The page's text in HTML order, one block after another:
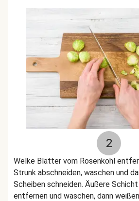
2
Welke Blätter vom Rosenkohl
Strunk abschneiden, waschen und
Scheiben schneiden. Äußere
entfernen und waschen, dann